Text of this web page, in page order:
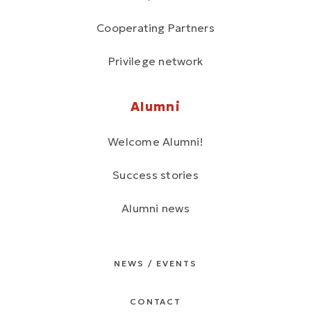
Cooperating Partners
Privilege network
Alumni
Welcome Alumni!
Success stories
Alumni news
NEWS / EVENTS
CONTACT